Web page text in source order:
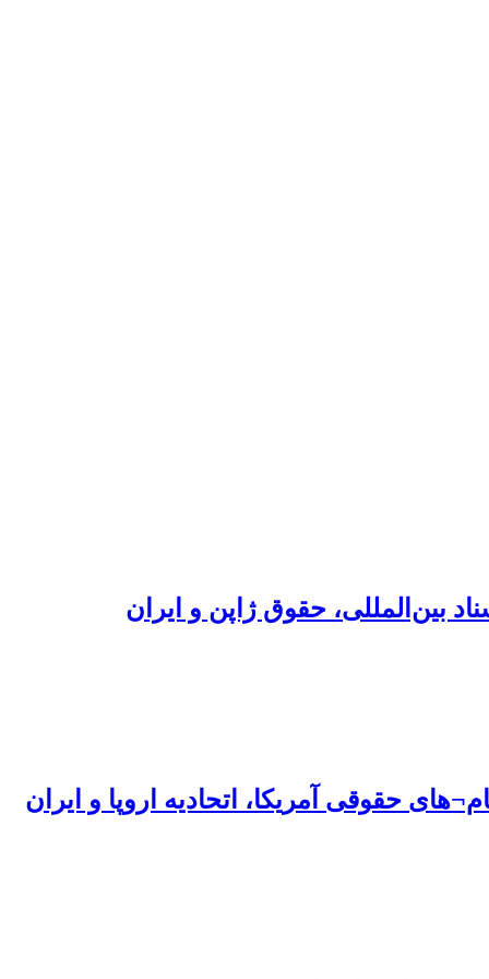
بین‌المللی، حقوق ژاپن و ایران
حقوقی آمریکا، اتحادیه اروپا و ایران